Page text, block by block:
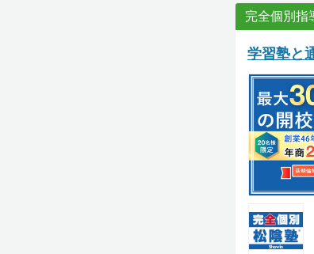
完全個別指
学習塾と